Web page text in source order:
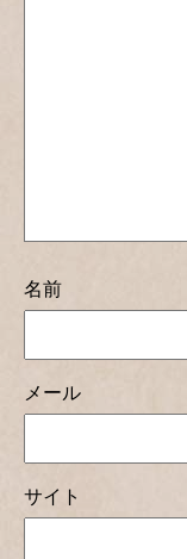
名前
メール
サイト